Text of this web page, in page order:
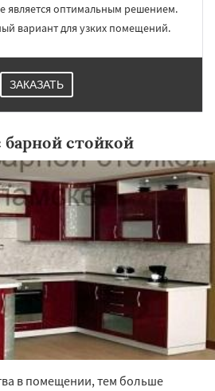
является оптимальным решением.
вариант для узких помещений.
ЗАКАЗАТЬ
барной стойкой
в помещении, тем больше